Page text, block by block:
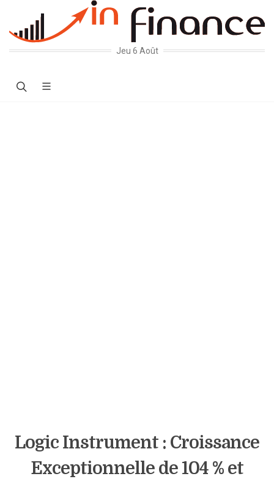
Jeu 6 Août
Logic Instrument : Croissance
Exceptionnelle de 104 % et